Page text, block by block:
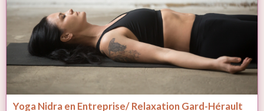
Yoga Nidra en Entreprise/ Relaxation Gard-Hérault